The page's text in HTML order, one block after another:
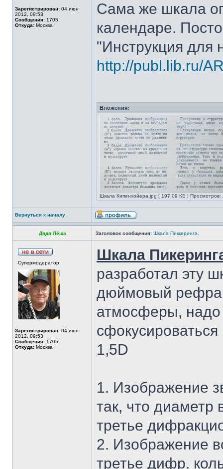
Зарегистрирован: 04 июн
2012, 09:53
Сообщения: 1705
Откуда: Москва
Сама же шкала
календаре.
"Инструкция для
http://publ.lib.ru/
Вложения:
Шкала Кипенхойера.jpg [ 197.09 КБ | Просмотров:
Вернуться к началу
Дядя Лёша Заголовок сообщения: Шкала Пиккеринга.
Супермодератор
Зарегистрирован: 04 июн
2012, 09:53
Сообщения: 1705
Откуда: Москва
Шкала
разработал эту
дюймовый
атмосферы, надо
1,5D
1. Изображение
так, что диаметр
третье
2. Изображение
третье дифр.